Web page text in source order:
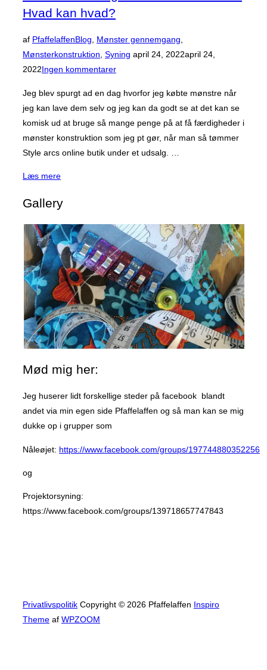
Hvad kan hvad?
af PfaffelaffenBlog, Mønster gennemgang,
Mønsterkonstruktion, Syning Udgivet
april 24, 2022april 24,
2022Ingen kommentarer
Jeg blev spurgt ad en dag hvorfor jeg købte mønstre når
jeg kan lave dem selv og jeg kan da godt se at det kan se
komisk ud at bruge så mange penge på at få færdigheder i
mønster konstruktion som jeg pt gør, når man så tømmer
Style arcs online butik under et udsalg. …
Læs mere“Købemønstre
mønsterkonstruktion.
kan
hvad?”
Gallery
Mød mig her:
Jeg huserer lidt forskellige steder på facebook blandt
andet via min egen side Pfaffelaffen og så man kan se mig
dukke op i grupper som
Nåleøjet: https://www.facebook.com/groups/197744880352256
og
Projektorsyning:
https://www.facebook.com/groups/139718657747843
Privatlivspolitik Copyright © 2026 Pfaffelaffen Inspiro
Theme af WPZOOM